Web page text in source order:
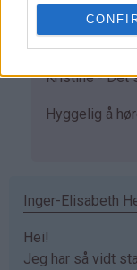
Kristine - Det
Som
Anonym
bekreftet)
Hyggelig å
Inger-Elisabeth
Hei!
Jeg har så vidt